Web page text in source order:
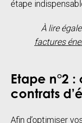
étape
À lire
factures
Etape n°2
contrats
Afin d’optimiser